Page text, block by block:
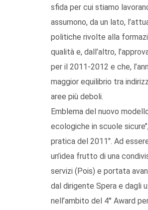
sfida per cui stiamo
assumono, da un lato,
politiche rivolte alla
qualità e, dall’altro,
per il 2011-2012 e che,
maggior equilibrio tra
aree più deboli.
Emblema del nuovo
ecologiche in scuole
pratica del 2011". Ad
un’idea frutto di una
servizi (Pois) e portata
dal dirigente Spera e dagli
nell’ambito del 4° Award